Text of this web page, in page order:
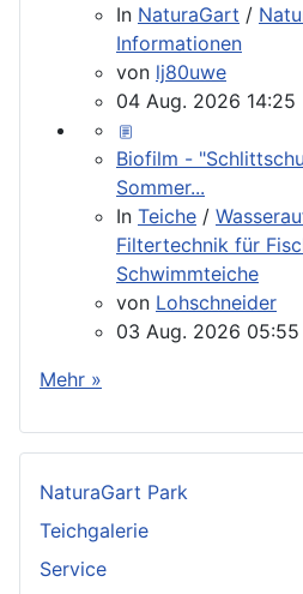
In NaturaGart /
Informationen
von lj80uwe
04 Aug. 2026 14:25
Biofilm -
Sommer...
In Teiche /
Filtertechnik für
Schwimmteiche
von Lohschneider
03 Aug. 2026 05:55
Mehr »
NaturaGart Park
Teichgalerie
Service